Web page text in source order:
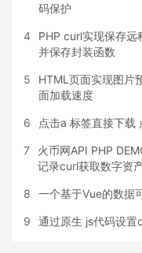
码保护
4
PHP curl实现保存
并保存封装函数
5
HTML页面实现图片
面加载速度
6 点击a 标签直接下载
7
火币网API PHP
记录curl获取数字资
8 一个基于Vue的数据
9 通过原生 js代码设置